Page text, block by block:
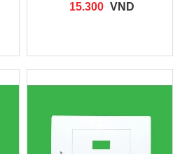
15.300 VND